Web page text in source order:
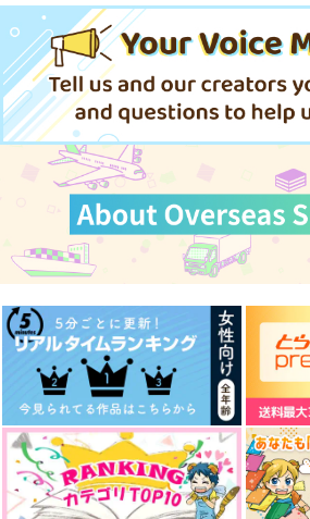
Abracadabra
チョコレートボンバ
（税込）
五条悟×虎杖悠仁
サンプル
作品詳細
787円（税込）
五条悟×虎杖悠仁
サンプル
作品詳細
パンダファシズム
専売 220円（税込）
呪術廻戦
五条悟×虎杖悠仁
サンプル
カート
はしゃぎ太郎
専売 1,257円（税込）
五条悟×虎杖悠仁
サンプル
ビューティフルデイズ
帰路
彼の人の話
無常讃歌